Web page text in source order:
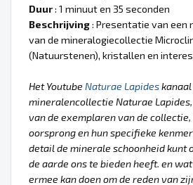
Duur: 1 minuut en 35 seconden
Beschrijving: Presentatie van een
van de mineralogiecollectie
(Natuurstenen), kristallen en
Het Youtube Naturae Lapides
mineralencollectie Naturae
van de exemplaren van de
oorsprong en hun specifieke
detail de minerale schoonheid kunt
de aarde ons te bieden heeft. en
ermee kan doen om de reden van